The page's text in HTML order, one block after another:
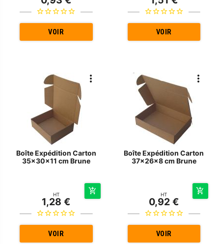
VOIR VOIR
Boîte Expédition Carton
35x30x11 cm Brune
HT
1,28 €
VOIR
Boîte Expédition Carton
37x26x8 cm Brune
HT
0,92 €
VOIR